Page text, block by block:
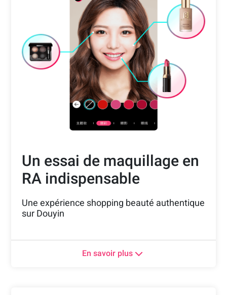
Un essai de maquillage en
RA indispensable
Une expérience shopping beauté authentique
sur Douyin
cosmétiques comme les rouges à lèvres, eye-
En savoir plus